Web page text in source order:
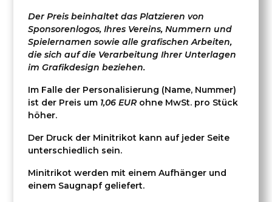
Der Preis beinhaltet das Platzieren von
Sponsorenlogos, Ihres Vereins, Nummern und
Spielernamen sowie alle grafischen Arbeiten,
die sich auf die Verarbeitung Ihrer Unterlagen
im Grafikdesign beziehen.
Im Falle der Personalisierung (Name, Nummer)
ist der Preis um 1,06 EUR ohne MwSt. pro Stück
höher.
Der Druck der Minitrikot kann auf jeder Seite
unterschiedlich sein.
Minitrikot werden mit einem Aufhänger und
einem Saugnapf geliefert.